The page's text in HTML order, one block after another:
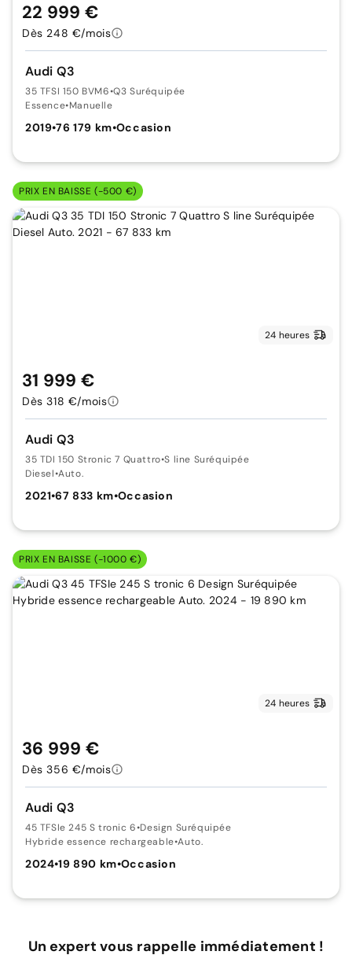
Audi Q3
35 TFSI 150 BVM6•Q3 Suréquipée
Essence•Manuelle
2019•76 179 km•Occasion
22 999 €
Dès 248 €/mois
PRIX EN BAISSE (-500 €)
24 heures
Audi Q3
35 TDI 150 Stronic 7 Quattro•S line Suréquipée
Diesel•Auto.
2021•67 833 km•Occasion
31 999 €
Dès 318 €/mois
PRIX EN BAISSE (-1000 €)
24 heures
Audi Q3
45 TFSIe 245 S tronic 6•Design Suréquipée
Hybride essence rechargeable•Auto.
2024•19 890 km•Occasion
36 999 €
Dès 356 €/mois
Un expert vous rappelle immédiatement !